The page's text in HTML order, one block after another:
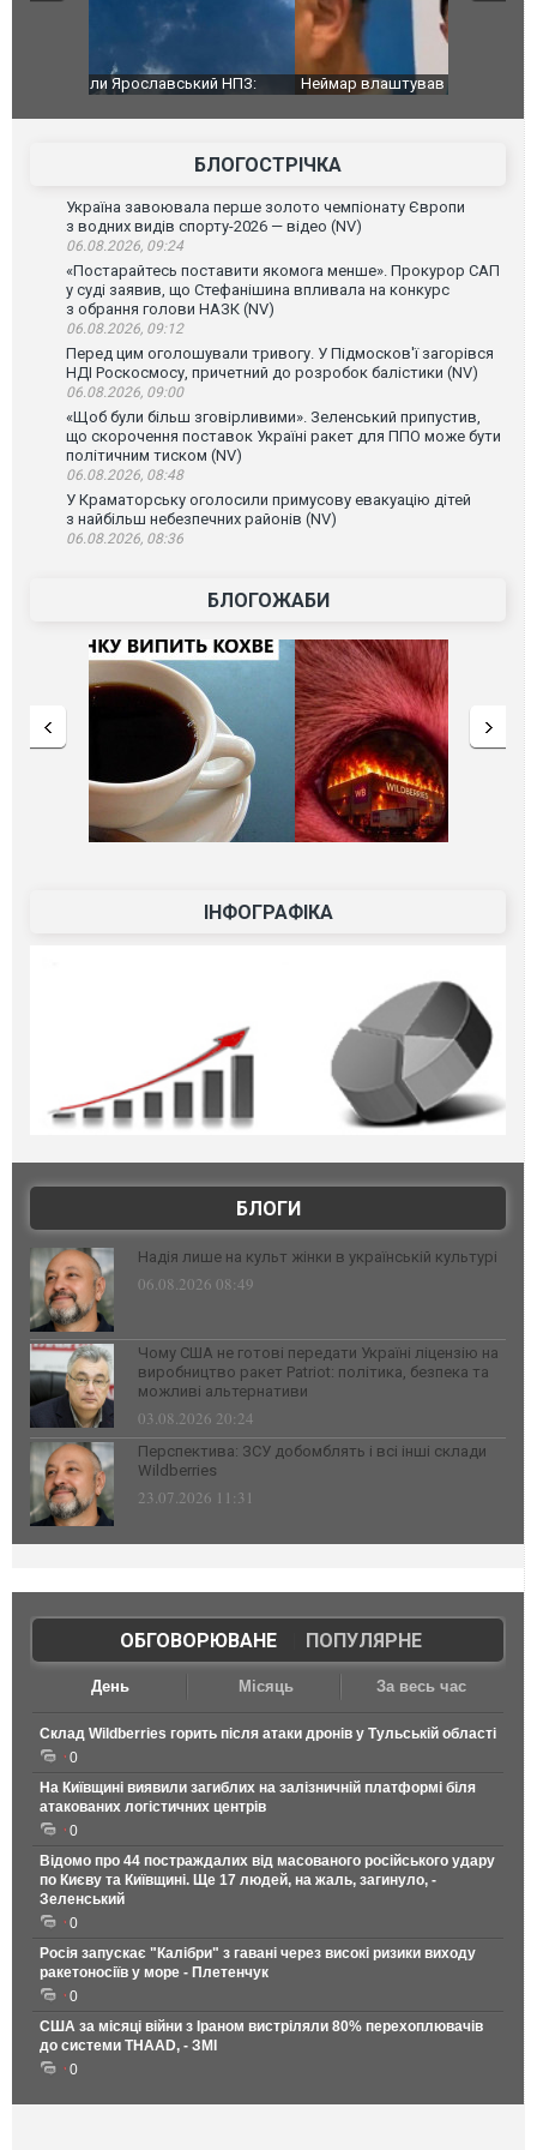
Неймар влаштував конфлікт після перемоги
"Сантоса". ВІДЕО
Мудрик
БЛОГОСТРІЧКА
Україна завоювала перше золото чемпіонату Європи
з водних видів спорту-2026 — відео (NV)
06.08.2026, 09:24
«Постарайтесь поставити якомога менше». Прокурор САП
у суді заявив, що Стефанішина впливала на конкурс
з обрання голови НАЗК (NV)
06.08.2026, 09:12
Перед цим оголошували тривогу. У Підмосков'ї загорівся
НДІ Роскосмосу, причетний до розробок балістики (NV)
06.08.2026, 09:00
«Щоб були більш зговірливими». Зеленський припустив,
що скорочення поставок Україні ракет для ППО може бути
політичним тиском (NV)
06.08.2026, 08:48
У Краматорську оголосили примусову евакуацію дітей
з найбільш небезпечних районів (NV)
06.08.2026, 08:36
БЛОГОЖАБИ
ІНФОГРАФІКА
БЛОГИ
Надія лише на культ жінки в українській культурі
06.08.2026 08:49
Чому США не готові передати Україні ліцензію на
виробництво ракет Patriot: політика, безпека та
можливі альтернативи
03.08.2026 20:24
Перспектива: ЗСУ добомблять і всі інші склади
Wildberries
23.07.2026 11:31
ОБГОВОРЮВАНЕ| ПОПУЛЯРНЕ
День Місяць За весь час
Склад Wildberries горить після атаки дронів у Тульській області
0
На Київщині виявили загиблих на залізничній платформі біля
атакованих логістичних центрів
0
Відомо про 44 постраждалих від масованого російського удару
по Києву та Київщині. Ще 17 людей, на жаль, загинуло, -
Зеленський
0
Росія запускає "Калібри" з гавані через високі ризики виходу
ракетоносіїв у море - Плетенчук
0
США за місяці війни з Іраном вистріляли 80% перехоплювачів
до системи THAAD, - ЗМІ
0